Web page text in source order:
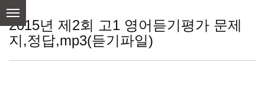
content
2015년 제2회 고1 영어듣기평가 문제
지,정답,mp3(듣기파일)